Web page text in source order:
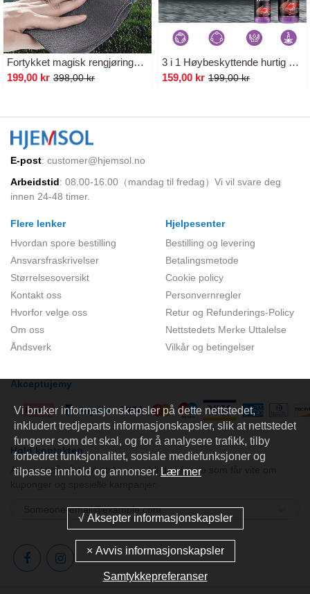
Fortykket magisk rengjøringsklut
199,00 kr 398,00 kr
3 i 1 Høybeskyttende hurtig beleggsspray
159,00 kr 199,00 kr
E-post: customer@hjemsol.no
Arbeidstid: 08.00-16.00（mandag til fredag）Vi vil svare deg
innen 24-48 timer.
Flere lenker
Hvordan spore bestilling
Ansvarsfraskrivelser
Størrelsesoversikt
Kontakt oss
Hvorfor velge oss
Om oss
Åndsverk
Hjelpesenter
Bestilling og levering
Betalingsmetode
Cookie policy
Personvernregler
Retur og Refunderings-Policy
Nettstedets Merke Uttalelse
Vilkår og betingelser
Akceptujemy
Hold kontakten
Abonner på vårt nyhetsbrev og bli den første som får vite om
Vi bruker informasjonskapsler på dette nettstedet,
inkludert tredjeparts informasjonskapsler, slik at nettstedet
fungerer som det skal, og for å analysere trafikk, tilby
forbedret funksjonalitet, sosiale mediefunksjoner og
tilpasse innhold og annonser. Lær mer
Samtykkepreferanser